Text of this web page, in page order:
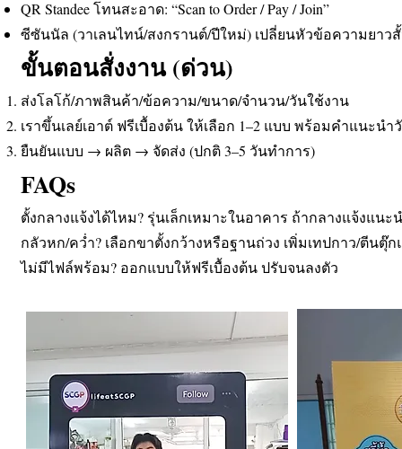
QR Standee โทนสะอาด: “Scan to Order / Pay / Join”
ซีซันนัล (วาเลนไทน์/สงกรานต์/ปีใหม่) เปลี่ยนหัวข้อความยาว
ขั้นตอนสั่งงาน (ด่วน)
ส่งโลโก้/ภาพสินค้า/ข้อความ/ขนาด/จำนวน/วันใช้งาน
เราขึ้นเลย์เอาต์ ฟรีเบื้องต้น ให้เลือก 1–2 แบบ พร้อมคำแนะนำ
ยืนยันแบบ → ผลิต → จัดส่ง (ปกติ 3–5 วันทำการ)
FAQs
ตั้งกลางแจ้งได้ไหม? รุ่นเล็กเหมาะในอาคาร ถ้ากลางแจ้งแนะ
กลัวหก/คว่ำ? เลือกขาตั้งกว้างหรือฐานถ่วง เพิ่มเทปกาว/ตีนตุ๊
ไม่มีไฟล์พร้อม? ออกแบบให้ฟรีเบื้องต้น ปรับจนลงตัว